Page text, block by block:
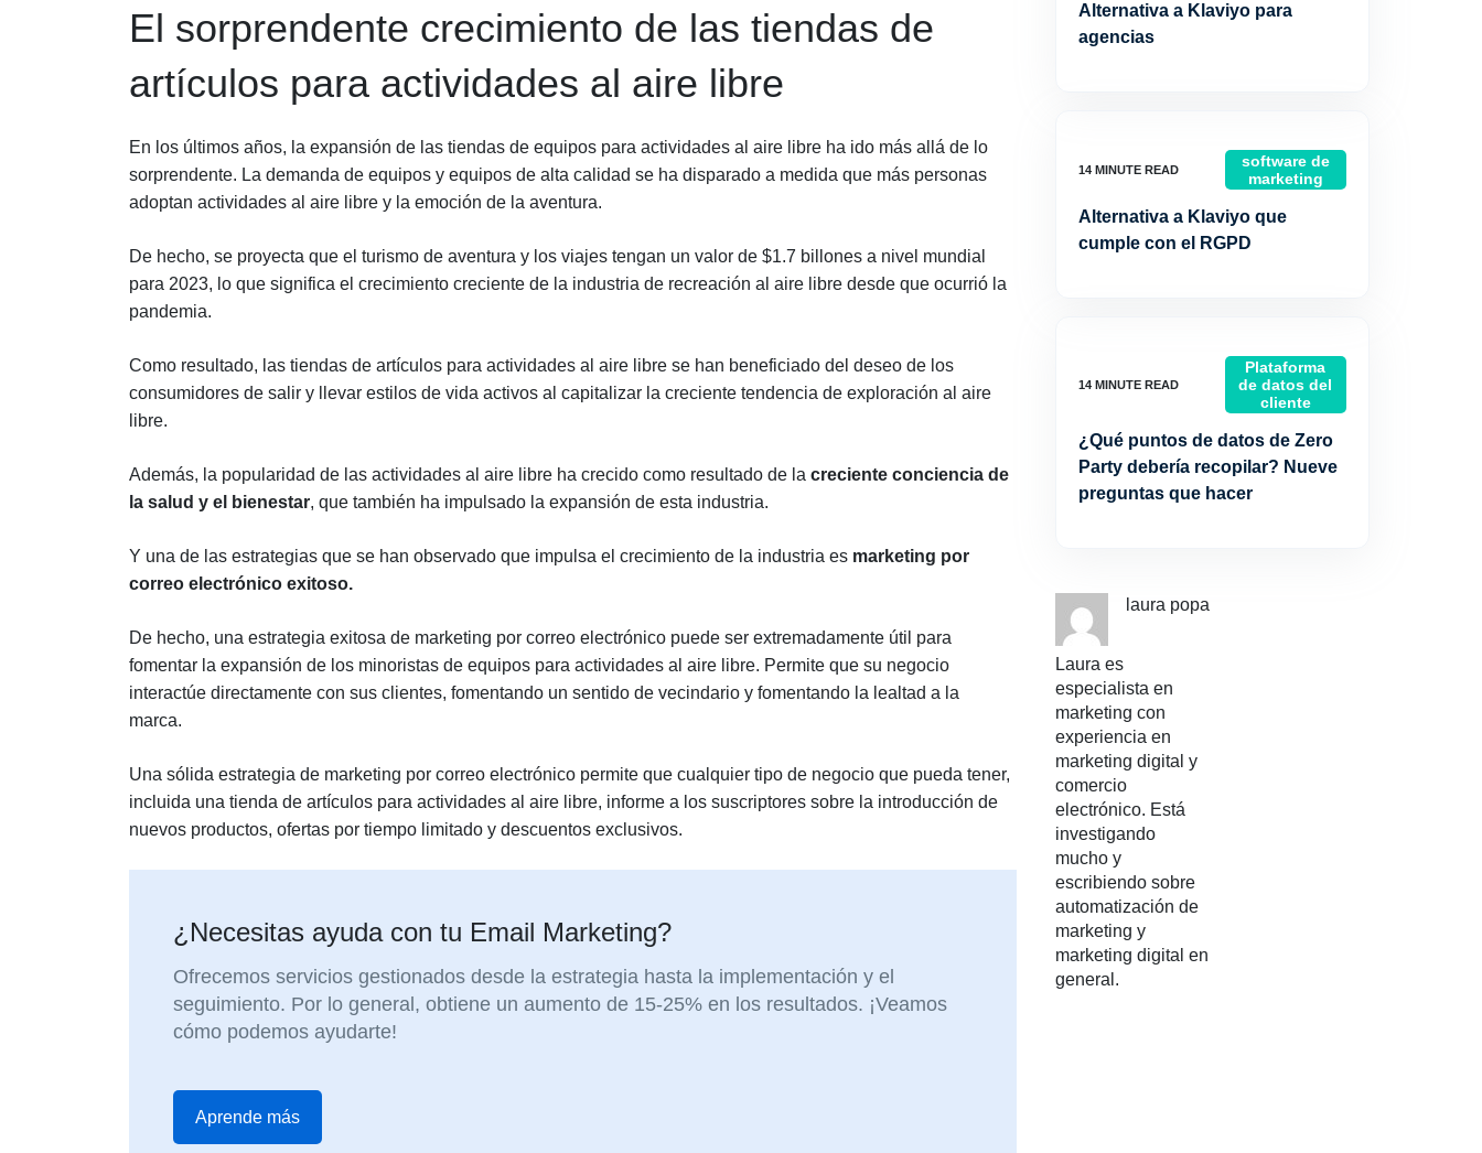
El sorprendente crecimiento de las tiendas de
artículos para actividades al aire libre
En los últimos años, la expansión de las tiendas de equipos para actividades al aire libre ha ido más allá de lo
sorprendente. La demanda de equipos y equipos de alta calidad se ha disparado a medida que más personas
adoptan actividades al aire libre y la emoción de la aventura.
De hecho, se proyecta que el turismo de aventura y los viajes tengan un valor de $1.7 billones a nivel mundial
para 2023, lo que significa el crecimiento creciente de la industria de recreación al aire libre desde que ocurrió la
pandemia.
Como resultado, las tiendas de artículos para actividades al aire libre se han beneficiado del deseo de los
consumidores de salir y llevar estilos de vida activos al capitalizar la creciente tendencia de exploración al aire
libre.
Además, la popularidad de las actividades al aire libre ha crecido como resultado de la creciente conciencia de
la salud y el bienestar, que también ha impulsado la expansión de esta industria.
Y una de las estrategias que se han observado que impulsa el crecimiento de la industria es marketing por
correo electrónico exitoso.
De hecho, una estrategia exitosa de marketing por correo electrónico puede ser extremadamente útil para
fomentar la expansión de los minoristas de equipos para actividades al aire libre. Permite que su negocio
interactúe directamente con sus clientes, fomentando un sentido de vecindario y fomentando la lealtad a la
marca.
Una sólida estrategia de marketing por correo electrónico permite que cualquier tipo de negocio que pueda tener,
incluida una tienda de artículos para actividades al aire libre, informe a los suscriptores sobre la introducción de
nuevos productos, ofertas por tiempo limitado y descuentos exclusivos.
¿Necesitas ayuda con tu Email Marketing?
Ofrecemos servicios gestionados desde la estrategia hasta la implementación y el
seguimiento. Por lo general, obtiene un aumento de 15-25% en los resultados. ¡Veamos
cómo podemos ayudarte!
Aprende más
Alternativa a Klaviyo para
agencias
software de
marketing
Alternativa a Klaviyo que
cumple con el RGPD
Plataforma
de datos del
cliente
¿Qué puntos de datos de Zero
Party debería recopilar? Nueve
preguntas que hacer
laura popa
Laura es
especialista en
marketing con
experiencia en
marketing digital y
comercio
electrónico. Está
investigando
mucho y
escribiendo sobre
automatización de
marketing y
marketing digital en
general.